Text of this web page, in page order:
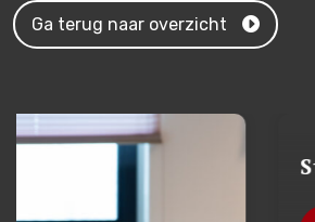
Ga terug naar overzicht
Strategie, cijfers en lef